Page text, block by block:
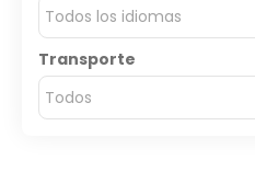
Todos los idiomas
Transporte
Todos